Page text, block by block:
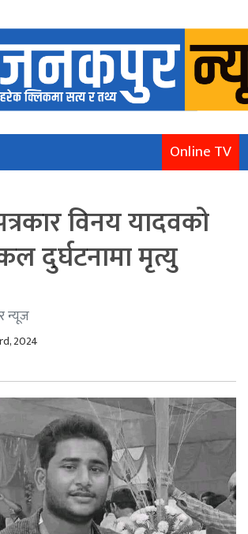
Online TV
विनय यादवको
दुर्घटनामा मृत्यु
न्यूज
2024